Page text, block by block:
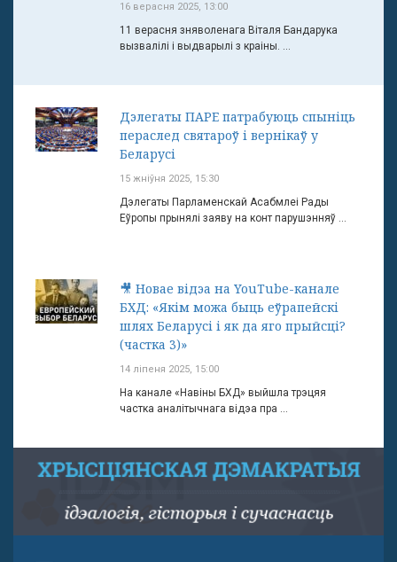
16 верасня 2025, 13:00
11 верасня зняволенага Віталя Бандарука
вызвалілі і выдварылі з краіны. ...
Дэлегаты ПАРЕ патрабуюць спыніць
пераслед святароў і вернікаў у
Беларусі
15 жніўня 2025, 15:30
Дэлегаты Парламенскай Асабмлеі Рады
Еўропы прынялі заяву на конт парушэнняў ...
🎥 Новае відэа на YouTube-канале
БХД: «Якім можа быць еўрапейскі
шлях Беларусі і як да яго прыйсці?
(частка 3)»
14 ліпеня 2025, 15:00
На канале «Навіны БХД» выйшла трэцяя
частка аналітычнага відэа пра ...